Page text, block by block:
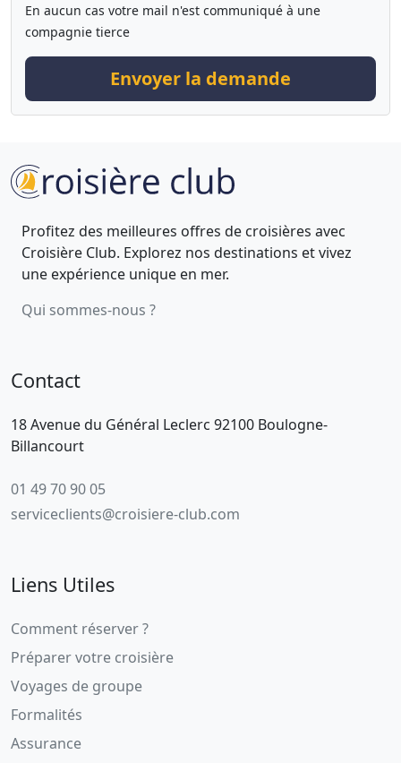
En aucun cas votre mail n'est communiqué à une
compagnie tierce
Envoyer la demande
Profitez des meilleures offres de croisières avec
Croisière Club. Explorez nos destinations et vivez
une expérience unique en mer.
Qui sommes-nous ?
Contact
18 Avenue du Général Leclerc 92100 Boulogne-
Billancourt
01 49 70 90 05
serviceclients@croisiere-club.com
Liens Utiles
Comment réserver ?
Préparer votre croisière
Voyages de groupe
Formalités
Assurance